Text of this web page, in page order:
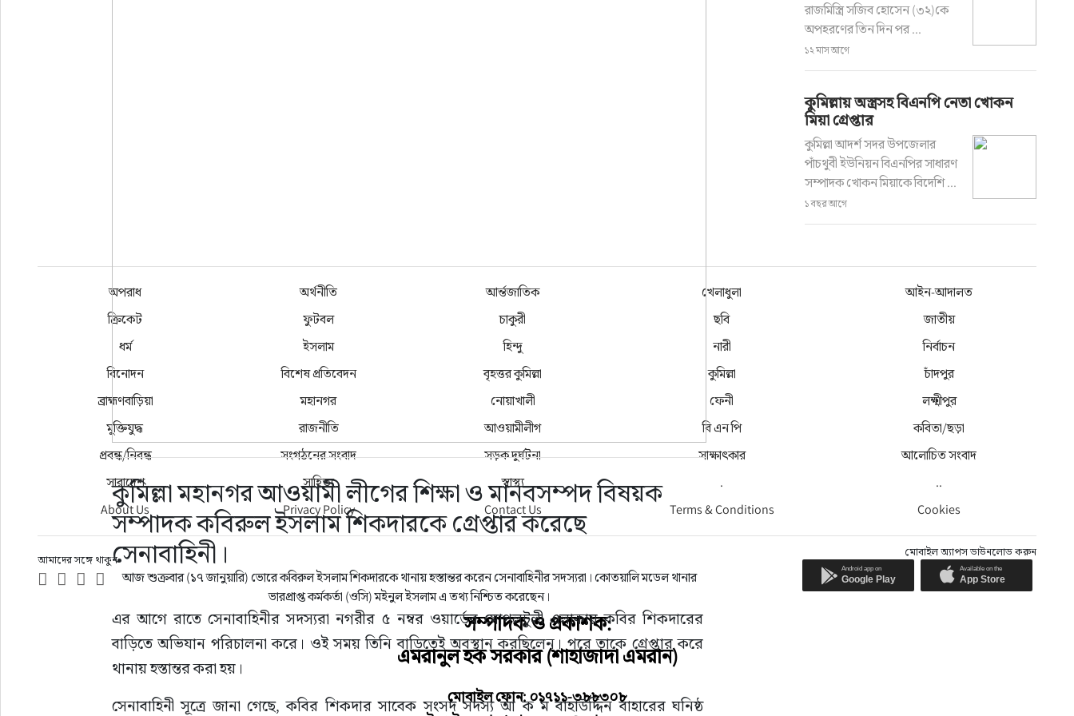
কুমিল্লা মহানগর আওয়ামী লীগের শিক্ষা ও মানবসম্পদ বিষয়ক
সম্পাদক কবিরুল ইসলাম শিকদারকে গ্রেপ্তার করেছে
সেনাবাহিনী।
আজ শুক্রবার (১৭ জানুয়ারি) ভোরে কবিরুল ইসলাম শিকদারকে থানায় হস্তান্তর করেন সেনাবাহিনীর সদস্যরা। কোতয়ালি মডেল থানার
ভারপ্রাপ্ত কর্মকর্তা (ওসি) মইনুল ইসলাম এ তথ্য নিশ্চিত করেছেন।
এর আগে রাতে সেনাবাহিনীর সদস্যরা নগরীর ৫ নম্বর ওয়ার্ডের মোগলটুলী এলাকায় কবির শিকদারের
বাড়িতে অভিযান পরিচালনা করে। ওই সময় তিনি বাড়িতেই অবস্থান করছিলেন। পরে তাকে গ্রেপ্তার করে
থানায় হস্তান্তর করা হয়।
সেনাবাহিনী সূত্রে জানা গেছে, কবির শিকদার সাবেক সংসদ সদস্য আ ক ম বাহাউদ্দিন বাহারের ঘনিষ্ঠ
রাজমিস্ত্রি সজিব হোসেন (৩২)কে
অপহরণের তিন দিন পর ...
১২ মাস আগে
কুমিল্লায় অস্ত্রসহ বিএনপি নেতা খোকন
মিয়া গ্রেপ্তার
কুমিল্লা আদর্শ সদর উপজেলার
পাঁচথুবী ইউনিয়ন বিএনপির সাধারণ
সম্পাদক খোকন মিয়াকে বিদেশি ...
১ বছর আগে
অপরাধ অর্থনীতি আর্ন্তজাতিক খেলাধুলা
আইন-আদালত
ক্রিকেট
ফুটবল চাকুরী ছবি
জাতীয়
ধর্ম
ইসলাম হিন্দু নারী
নির্বাচন
বিনোদন
বিশেষ প্রতিবেদন বৃহত্তর কুমিল্লা কুমিল্লা
চাঁদপুর
ব্রাহ্মণবাড়িয়া
মহানগর নোয়াখালী ফেনী
লক্ষ্মীপুর
মুক্তিযুদ্ধ
রাজনীতি আওয়ামীলীগ বি এন পি
কবিতা/ছড়া
প্রবন্ধ/নিবন্ধ
সংগঠনের সংবাদ সড়ক দুর্ঘটনা সাক্ষাৎকার
আলোচিত সংবাদ
সারাদেশ
সাহিত্য স্বাস্থ্য .
..
About Us
Privacy Policy Contact Us Terms & Conditions Cookies
আমাদের সঙ্গে থাকুন
মোবাইল অ্যাপস ডাউনলোড করুন
সম্পাদক ও প্রকাশক:
এমরানুল হক সরকার (শাহাজাদা এমরান)
মোবাইল ফোন: ০১৭১১-৩৮৮৩০৮